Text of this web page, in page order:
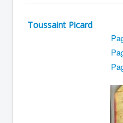
Organisation
Toussaint Picard